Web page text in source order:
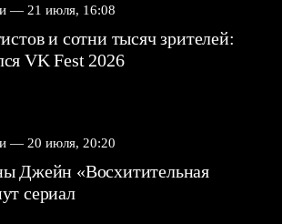
— 21 июля, 16:08
и сотни тысяч зрителей:
VK Fest 2026
— 20 июля, 20:20
Джейн «Восхитительная
сериал